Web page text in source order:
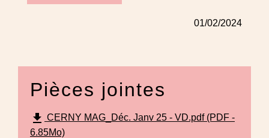
01/02/2024
Pièces jointes
file_download CERNY MAG_Déc. Janv 25 - VD.pdf (PDF -
6.85Mo)